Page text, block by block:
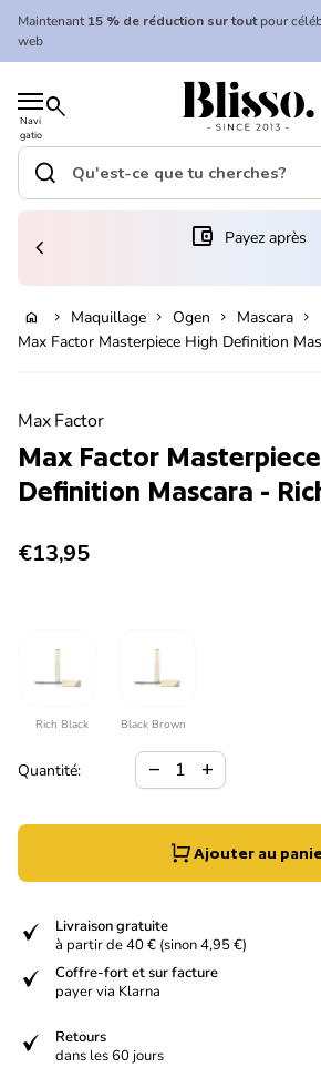
Skip to content
Maintenant15 % de réduction sur toutpour
web
Navi
gatio
n
mobil
search
Accueil
Accueil
Recherche"
search
(le lien s'ouvre dans un nouvel
account_balance_wallet Payez après
chevron_left
home chevron_right Maquillage chevron_right Ogen chevron_right Mascara chevron_right
Max Factor Masterpiece High Definition
Max Factor
Max Factor
Definition Mascara -
Prix normal
€13,95
Rich Black Black Brown
Quantité:
Diminuer la quantité
remove
Augmenter la
add
Ajouter au
verified
Livraison gratuite
à partir de 40 € (sinon 4,95 €)
verified
Coffre-fort et sur facture
payer via Klarna
verified
Retours
dans les 60 jours